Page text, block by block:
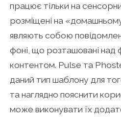
працює тільки на
розміщені на
являють собою
фоні, що розташовані над
контентом. Pulse та
даний тип шаблону для
та наглядно пояснити
може виконувати їх